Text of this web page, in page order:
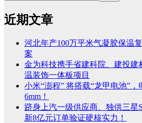
近期文章
河北年产100万平米气凝胶保温
案
金为科技携手省建科院、建投建
温装饰一体板项目
小米“澎程” 将搭载“龙甲电池”
6mm！
跻身上汽一级供应商、独供三星
新8亿元订单验证硬核实力！